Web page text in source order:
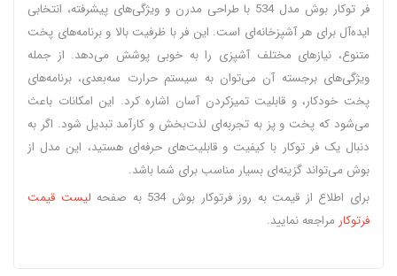
فر توکار بوش مدل 534 با طراحی مدرن و ویژگی‌های پیشرفته، انتخابی
ایده‌آل برای هر آشپزخانه‌ای است. این فر با ظرفیت بالا و برنامه‌های پخت
متنوع، نیازهای مختلف آشپزی را به خوبی پوشش می‌دهد. از جمله
ویژگی‌های برجسته آن می‌توان به سیستم حرارت سه‌بعدی، برنامه‌های
پخت خودکار، و قابلیت تمیزکردن آسان اشاره کرد. این امکانات باعث
می‌شود که پخت و پز به تجربه‌ای لذت‌بخش و کارآمد تبدیل شود. اگر به
دنبال یک فر توکار با کیفیت و قابلیت‌های حرفه‌ای هستید، این مدل از
بوش می‌تواند گزینه‌ای بسیار مناسب برای شما باشد.
برای اطلاع از قیمت به روز فرتوکار بوش 534 به صفحه
لیست قیمت
فرتوکار مراجعه نمایید.